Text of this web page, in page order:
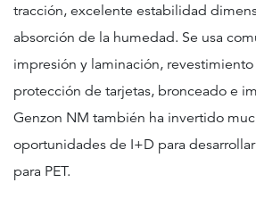
tracción, excelente estabilidad
absorción de la humedad. Se usa
impresión y laminación,
protección de tarjetas, bronceado e
Genzon NM también ha invertido
oportunidades de I+D para
para PET.